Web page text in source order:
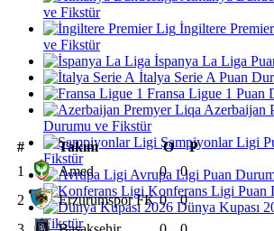
ve Fikstür
İngiltere
ve Fikstür
İspanya La Liga
İtalya Serie A Puan
Fransa Ligue 1 Puan
Azerbaijan
Durumu ve Fikstür
Şampiyonlar Ligi
Fikstür
Avrupa Ligi Puan
Konferans Ligi Puan
Dünya Kupası
Fikstür
# Takım O
P
1
Amed 0
0
2
Erzurumspor FK 0
0